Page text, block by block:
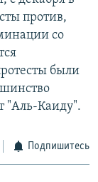
против,
со
были
"Аль-Каиду".
Подпишитесь